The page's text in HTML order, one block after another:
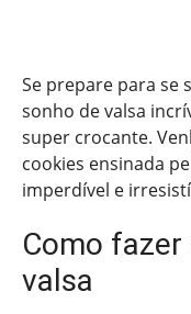
Se prepare para se
sonho de valsa
super crocante.
cookies ensinada
imperdível e
Como
valsa